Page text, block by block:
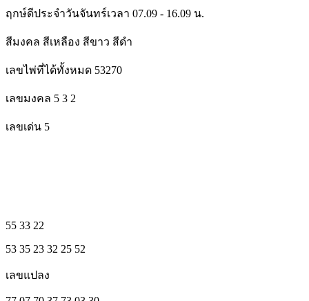
ฤกษ์ดีประจำวันจันทร์เวลา 07.09 - 16.09 น.
สีมงคล สีเหลือง สีขาว สีดำ
เลขไพ่ที่ได้ทั้งหมด 53270
เลขมงคล 5 3 2
เลขเด่น 5
55 33 22
53 35 23 32 25 52
เลขแปลง